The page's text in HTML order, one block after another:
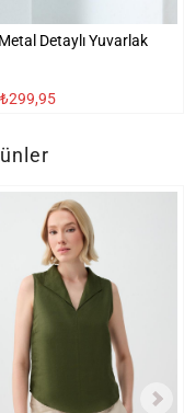
Detaylı Yuvarlak
₺299,95